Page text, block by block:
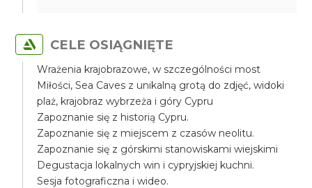
CELE OSIĄGNIĘTE
Wrażenia krajobrazowe, w szczególności most
Miłości, Sea Caves z unikalną grotą do zdjęć, widoki
plaż, krajobraz wybrzeża i góry Cypru
Zapoznanie się z historią Cypru.
Zapoznanie się z miejscem z czasów neolitu.
Zapoznanie się z górskimi stanowiskami wiejskimi
Degustacja lokalnych win i cypryjskiej kuchni.
Sesja fotograficzna i wideo.